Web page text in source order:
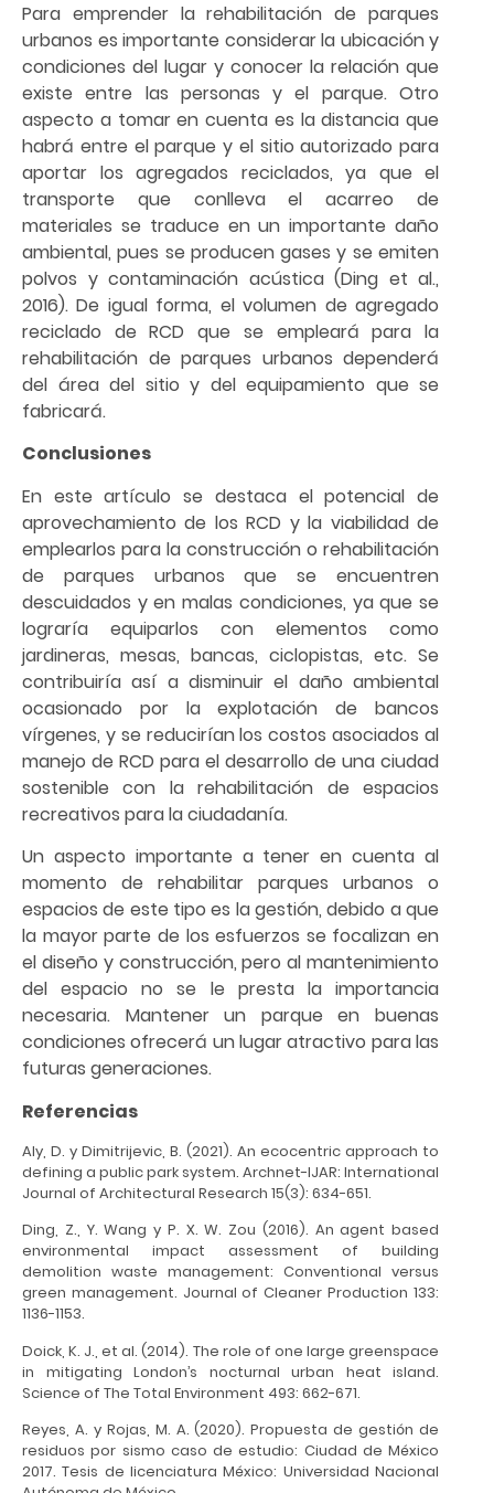
Para emprender la rehabilitación de parques
urbanos es importante considerar la ubicación y
condiciones del lugar y conocer la relación que
existe entre las personas y el parque. Otro
aspecto a tomar en cuenta es la distancia que
habrá entre el parque y el sitio autorizado para
aportar los agregados reciclados, ya que el
transporte que conlleva el acarreo de
materiales se traduce en un importante daño
ambiental, pues se producen gases y se emiten
polvos y contaminación acústica (Ding et al.,
2016). De igual forma, el volumen de agregado
reciclado de RCD que se empleará para la
rehabilitación de parques urbanos dependerá
del área del sitio y del equipamiento que se
fabricará.
Conclusiones
En este artículo se destaca el potencial de
aprovechamiento de los RCD y la viabilidad de
emplearlos para la construcción o rehabilitación
de parques urbanos que se encuentren
descuidados y en malas condiciones, ya que se
lograría equiparlos con elementos como
jardineras, mesas, bancas, ciclopistas, etc. Se
contribuiría así a disminuir el daño ambiental
ocasionado por la explotación de bancos
vírgenes, y se reducirían los costos asociados al
manejo de RCD para el desarrollo de una ciudad
sostenible con la rehabilitación de espacios
recreativos para la ciudadanía.
Un aspecto importante a tener en cuenta al
momento de rehabilitar parques urbanos o
espacios de este tipo es la gestión, debido a que
la mayor parte de los esfuerzos se focalizan en
el diseño y construcción, pero al mantenimiento
del espacio no se le presta la importancia
necesaria. Mantener un parque en buenas
condiciones ofrecerá un lugar atractivo para las
futuras generaciones.
Referencias
Aly, D. y Dimitrijevic, B. (2021). An ecocentric approach to
defining a public park system. Archnet-IJAR: International
Journal of Architectural Research 15(3): 634-651.
Ding, Z., Y. Wang y P. X. W. Zou (2016). An agent based
environmental impact assessment of building
demolition waste management: Conventional versus
green management. Journal of Cleaner Production 133:
1136-1153.
Doick, K. J., et al. (2014). The role of one large greenspace
in mitigating London’s nocturnal urban heat island.
Science of The Total Environment 493: 662-671.
Reyes, A. y Rojas, M. A. (2020). Propuesta de gestión de
residuos por sismo caso de estudio: Ciudad de México
2017. Tesis de licenciatura México: Universidad Nacional